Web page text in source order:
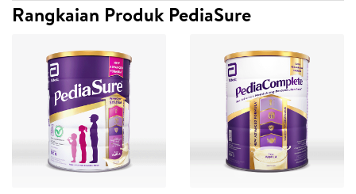
Rangkaian Produk PediaSure